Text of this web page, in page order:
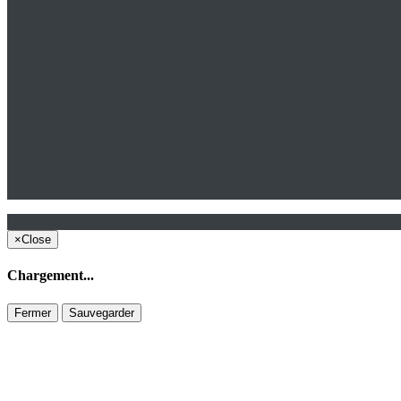
×Close
Chargement...
Fermer Sauvegarder